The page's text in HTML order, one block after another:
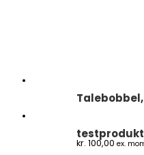
testprodukt
kr. 100,00 ex.